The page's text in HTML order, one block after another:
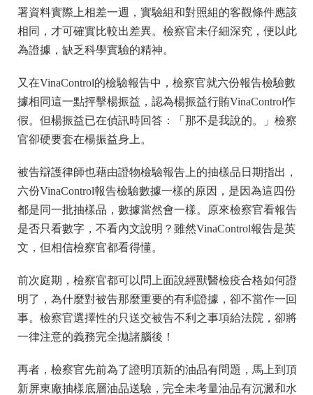
署資料實際上相差一週，實驗組和對照組的客觀條件應該
相同，才可確實比較出差異。檢察官未仔細深究，便以此
為證據，缺乏科學實驗的精神。
又在VinaControl的檢驗報告中，檢察官就六份報告檢驗數
據相同這一點抨擊楊振益，認為楊振益行賄VinaControl作
假。但楊振益已在偵訊時回答：「那不是我說的。」檢察
官卻硬要套在楊振益身上。
被告辯護律師也藉由證物檢驗報告上的抽樣品日期指出，
六份VinaControl報告檢驗數據一樣的原因，是因為這四份
都是同一批抽樣品，數據當然會一樣。原來檢察官看報告
是否只看數字，不看內文說明？雖然VinaControl報告是英
文，但相信檢察官都看得懂。
前次庭期，檢察官都可以問上面說經獸醫檢疫合格如何證
明了，為什麼對被告那麼重要的有利證據，卻不當作一回
事。檢察官選擇性的只送交被告不利之事項給法院，卻將
一律注意的義務完全拋諸腦後！
再者，檢察官先前為了證明頂新的油品有問題，馬上到頂
新屏東廠抽樣底層油品送驗，完全未考量油品有沉澱和水